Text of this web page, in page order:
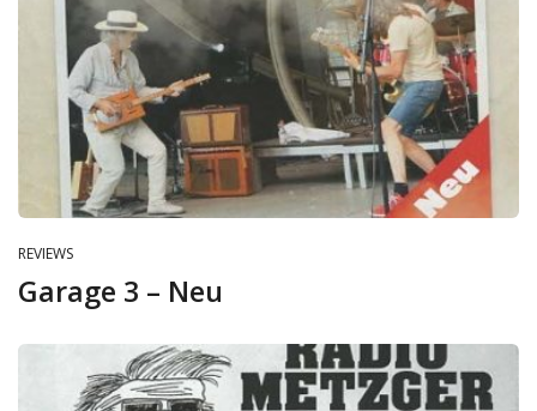
REVIEWS
Garage 3 – Neu